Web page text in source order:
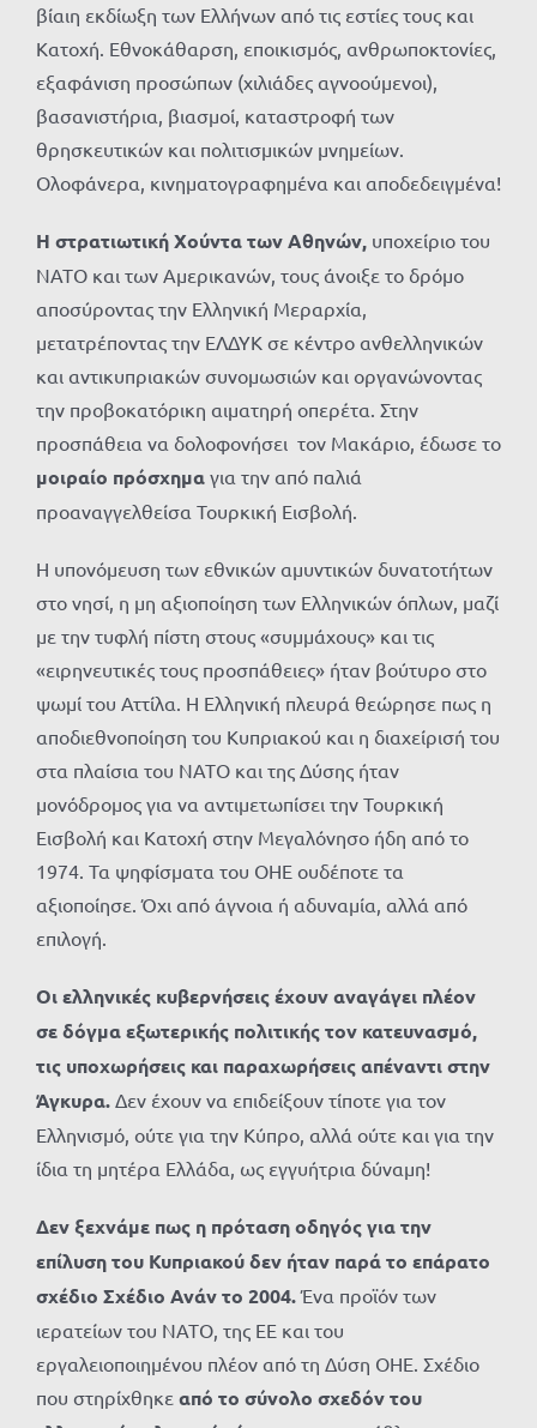
βίαιη εκδίωξη των Ελλήνων από τις εστίες τους και
Κατοχή. Εθνοκάθαρση, εποικισμός, ανθρωποκτονίες,
εξαφάνιση προσώπων (χιλιάδες αγνοούμενοι),
βασανιστήρια, βιασμοί, καταστροφή των
θρησκευτικών και πολιτισμικών μνημείων.
Ολοφάνερα, κινηματογραφημένα και αποδεδειγμένα!
Η στρατιωτική Χούντα των Αθηνών, υποχείριο του
ΝΑΤΟ και των Αμερικανών, τους άνοιξε το δρόμο
αποσύροντας την Ελληνική Μεραρχία,
μετατρέποντας την ΕΛΔΥΚ σε κέντρο ανθελληνικών
και αντικυπριακών συνομωσιών και οργανώνοντας
την προβοκατόρικη αιματηρή οπερέτα. Στην
προσπάθεια να δολοφονήσει τον Μακάριο, έδωσε το
μοιραίο πρόσχημα για την από παλιά
προαναγγελθείσα Τουρκική Εισβολή.
Η υπονόμευση των εθνικών αμυντικών δυνατοτήτων
στο νησί, η μη αξιοποίηση των Ελληνικών όπλων, μαζί
με την τυφλή πίστη στους «συμμάχους» και τις
«ειρηνευτικές τους προσπάθειες» ήταν βούτυρο στο
ψωμί του Αττίλα. Η Ελληνική πλευρά θεώρησε πως η
αποδιεθνοποίηση του Κυπριακού και η διαχείρισή του
στα πλαίσια του ΝΑΤΟ και της Δύσης ήταν
μονόδρομος για να αντιμετωπίσει την Τουρκική
Εισβολή και Κατοχή στην Μεγαλόνησο ήδη από το
1974. Τα ψηφίσματα του ΟΗΕ ουδέποτε τα
αξιοποίησε. Όχι από άγνοια ή αδυναμία, αλλά από
επιλογή.
Οι ελληνικές κυβερνήσεις έχουν αναγάγει πλέον
σε δόγμα εξωτερικής πολιτικής τον κατευνασμό,
τις υποχωρήσεις και παραχωρήσεις απέναντι στην
Άγκυρα. Δεν έχουν να επιδείξουν τίποτε για τον
Ελληνισμό, ούτε για την Κύπρο, αλλά ούτε και για την
ίδια τη μητέρα Ελλάδα, ως εγγυήτρια δύναμη!
Δεν ξεχνάμε πως η πρόταση οδηγός για την
επίλυση του Κυπριακού δεν ήταν παρά το επάρατο
σχέδιο Σχέδιο Ανάν το 2004.Ένα προϊόν των
ιερατείων του ΝΑΤΟ, της ΕΕ και του
εργαλειοποιημένου πλέον από τη Δύση ΟΗΕ. Σχέδιο
που στηρίχθηκε από το σύνολο σχεδόν του